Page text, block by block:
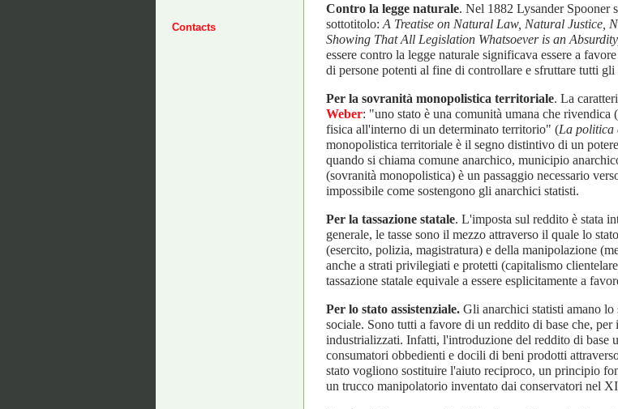
Contacts
Contro la legge naturale. Nel 1882 Lysander Spooner
sottotitolo: A Treatise on Natural Law, Natural Justice,
Showing That All Legislation Whatsoever is an
essere contro la legge naturale significava essere a
di persone potenti al fine di controllare e sfruttare tutti gli
Per la sovranità monopolistica territoriale. La
Weber: "uno stato è una comunità umana che
fisica all'interno di un determinato territorio" (La politica
monopolistica territoriale è il segno distintivo di un
quando si chiama comune anarchico, municipio
(sovranità monopolistica) è un passaggio necessario
impossibile come sostengono gli anarchici statisti.
Per la tassazione statale. L'imposta sul reddito è stata
generale, le tasse sono il mezzo attraverso il quale lo
(esercito, polizia, magistratura) e della manipolazione
anche a strati privilegiati e protetti (capitalismo
tassazione statale equivale a essere esplicitamente a
Per lo stato assistenziale. Gli anarchici statisti amano lo
sociale. Sono tutti a favore di un reddito di base che,
industrializzati. Infatti, l'introduzione del reddito di base
consumatori obbedienti e docili di beni prodotti
stato vogliono sostituire l'aiuto reciproco, un principio
un trucco manipolatorio inventato dai conservatori nel